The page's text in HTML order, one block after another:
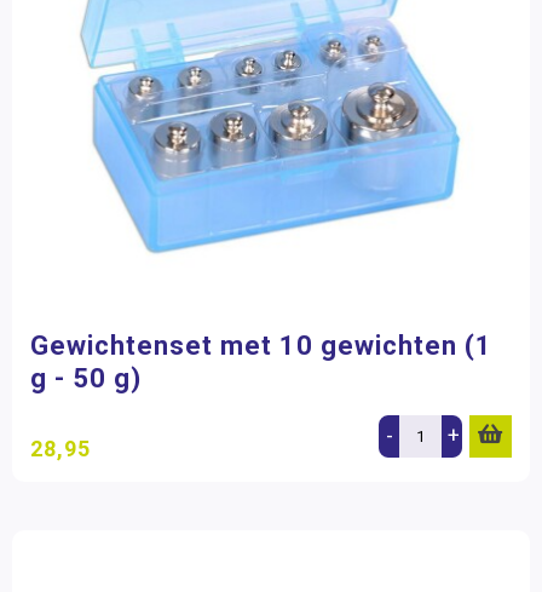
Gewichtenset met 10 gewichten (1
g - 50 g)
28,95 - +